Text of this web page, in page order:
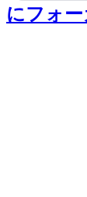
にフォ